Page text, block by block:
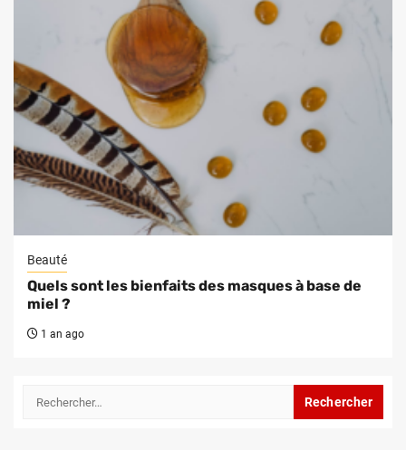
Beauté
Quels sont les bienfaits des masques à base de
miel ?
1 an ago
Rechercher :